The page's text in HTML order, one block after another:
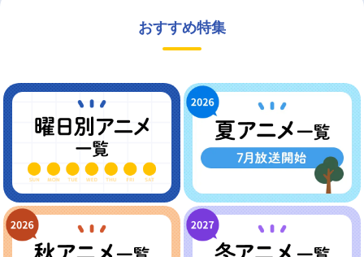
おすすめ特集